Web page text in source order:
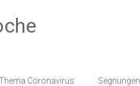
Coronavirus Segnungen